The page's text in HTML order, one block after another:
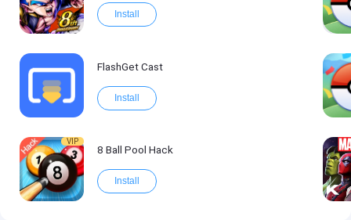
Install
FlashGet Cast
Install
VIP
8 Ball Pool Hack
Install